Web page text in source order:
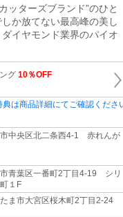
ッターズブランド”のひと
か放てない最高峰の美し
イヤモンド業界のパイオ
グ 10％OFF
典は商品詳細にてご確認くださ
中央区北二条西4-1 赤れんが
青葉区一番町2丁目4-19 シリ
１F
ま市大宮区桜木町2丁目2-24